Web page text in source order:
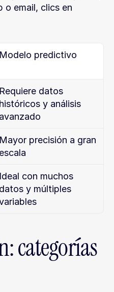
o email, clics en
Modelo predictivo
Requiere datos
históricos y análisis
avanzado
Mayor precisión a gran
escala
Ideal con muchos
datos y múltiples
categorías